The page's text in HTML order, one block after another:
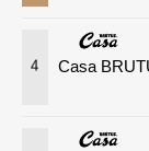
4 Casa